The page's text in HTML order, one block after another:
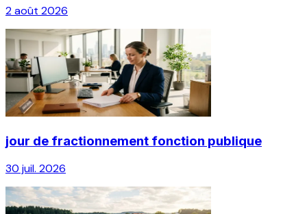
2 août 2026
jour de fractionnement fonction publique
30 juil. 2026